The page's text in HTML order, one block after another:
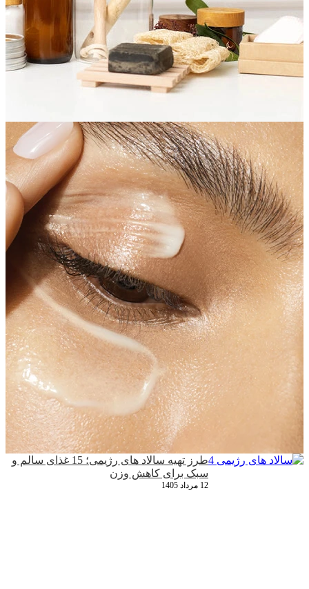
طرز تهیه سالاد های رژیمی؛ 15 غذای سالم و
سبک برای کاهش وزن
12 مرداد 1405